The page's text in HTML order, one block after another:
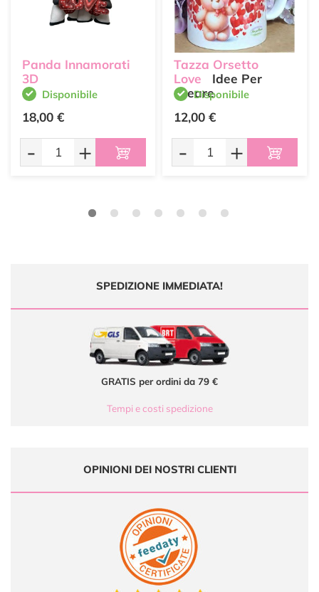
Panda Innamorati
3D
Disponibile
18,00 €
- +
Tazza Orsetto
Love
Idee Per
CreareDisponibile
12,00 €
- +
SPEDIZIONE IMMEDIATA!
GRATIS per ordini da 79 €
Tempi e costi spedizione
OPINIONI DEI NOSTRI CLIENTI